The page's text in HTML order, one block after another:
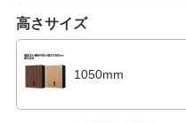
高さサイズ
1050mm